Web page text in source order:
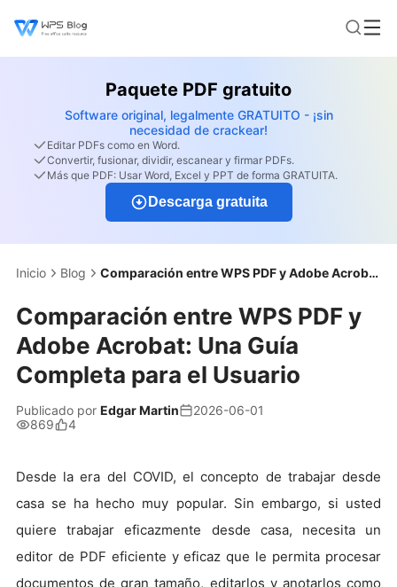
Paquete PDF gratuito
Software original, legalmente GRATUITO - ¡sin
necesidad de crackear!
Editar PDFs como en Word.
Convertir, fusionar, dividir, escanear y firmar PDFs.
Más que PDF: Usar Word, Excel y PPT de forma GRATUITA.
Descarga gratuita
Inicio Blog Comparación entre WPS PDF y Adobe Acrobat: Una Guía Completa para el Usuario
Comparación entre WPS PDF y
Adobe Acrobat: Una Guía
Completa para el Usuario
Publicado por Edgar Martin
2026-06-01
869
4
Desde la era del COVID, el concepto de trabajar desde
casa se ha hecho muy popular. Sin embargo, si usted
quiere trabajar eficazmente desde casa, necesita un
editor de PDF eficiente y eficaz que le permita procesar
documentos de gran tamaño, editarlos y anotarlos como